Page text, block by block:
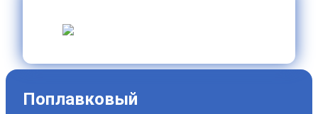
Поплавковый